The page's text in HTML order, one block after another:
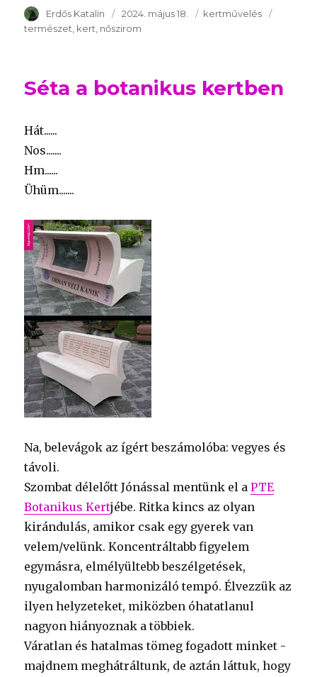
Szerző
Erdős Katalin Publikálva
2024. május 18. Témakör
kertművelés
természet kert nőszirom
Séta a botanikus kertben
Hát......
Nos.......
Hm......
Ühüm.......
Na, belevágok az ígért beszámolóba: vegyes és
távoli.
Szombat délelőtt Jónással mentünk el aPTE
Botanikus Kertjébe. Ritka kincs az olyan
kirándulás, amikor csak egy gyerek van
velem/velünk. Koncentráltabb figyelem
egymásra, elmélyültebb beszélgetések,
nyugalomban harmonizáló tempó. Élvezzük az
ilyen helyzeteket, miközben óhatatlanul
nagyon hiányoznak a többiek.
Váratlan és hatalmas tömeg fogadott minket -
majdnem meghátráltunk, de aztán láttuk, hogy